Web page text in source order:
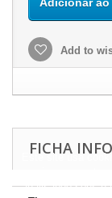
Add to
FICHA
Este site usa
analisando seus